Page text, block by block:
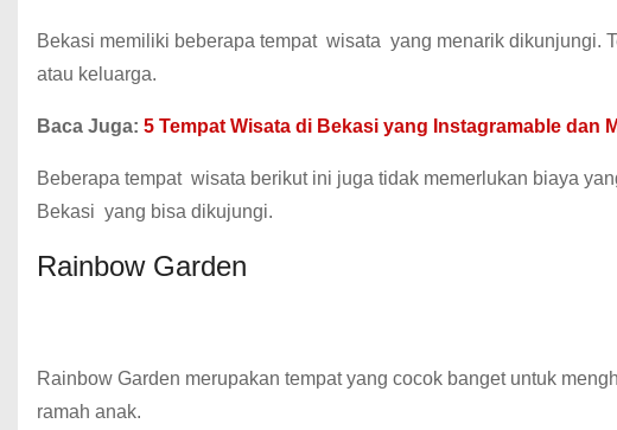
Bekasi memiliki beberapa tempat wisata yang menarik dikunjungi.
atau keluarga.
Baca Juga: 5 Tempat Wisata di Bekasi yang Instagramable dan
Beberapa tempat wisata berikut ini juga tidak memerlukan biaya
Bekasi yang bisa dikujungi.
Rainbow Garden
Rainbow Garden merupakan tempat yang cocok banget untuk
ramah anak.